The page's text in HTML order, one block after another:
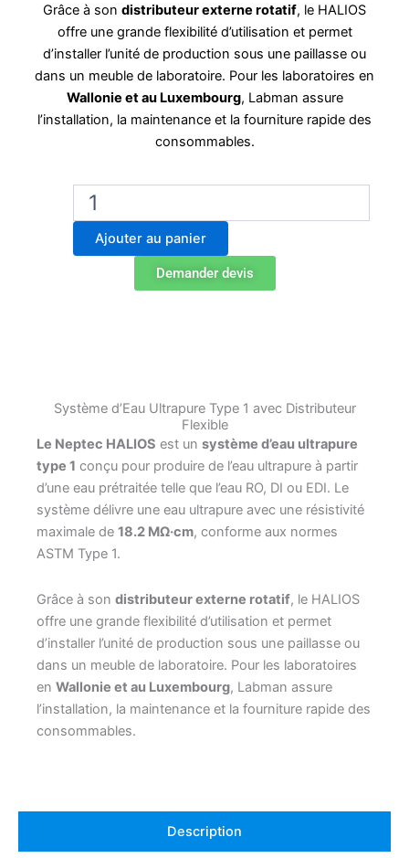
Grâce à son distributeur externe rotatif, le HALIOS
offre une grande flexibilité d’utilisation et permet
d’installer l’unité de production sous une paillasse ou
dans un meuble de laboratoire. Pour les laboratoires en
Wallonie et au Luxembourg, Labman assure
l’installation, la maintenance et la fourniture rapide des
consommables.
quantité
Neptec
HALIOS
Ajouter au panier
Demander devis
Système d’Eau Ultrapure Type 1 avec Distributeur
Flexible
Le Neptec HALIOS est un système d’eau ultrapure
type 1 conçu pour produire de l’eau ultrapure à partir
d’une eau prétraitée telle que l’eau RO, DI ou EDI. Le
système délivre une eau ultrapure avec une résistivité
maximale de 18.2 MΩ·cm, conforme aux normes
ASTM Type 1.
Grâce à son distributeur externe rotatif, le HALIOS
offre une grande flexibilité d’utilisation et permet
d’installer l’unité de production sous une paillasse ou
dans un meuble de laboratoire. Pour les laboratoires
en Wallonie et au Luxembourg, Labman assure
l’installation, la maintenance et la fourniture rapide des
consommables.
Description